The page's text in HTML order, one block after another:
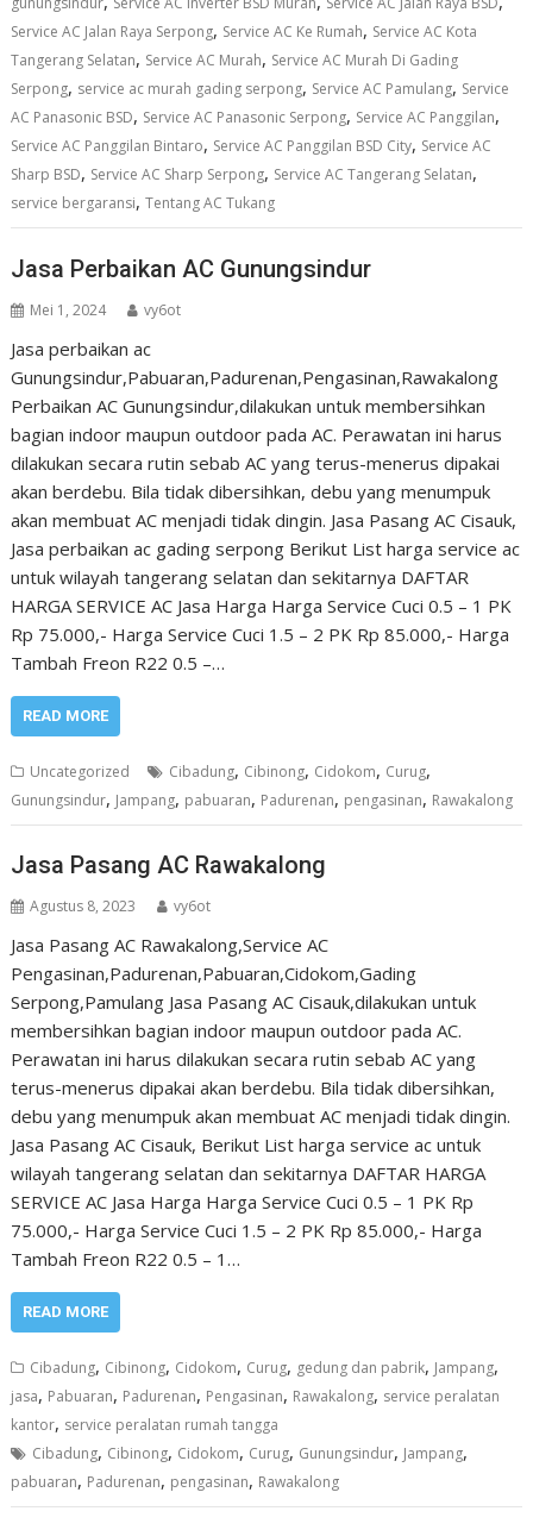
Service AC Jalan Raya Serpong, Service AC Ke Rumah, Service AC Kota
Tangerang Selatan, Service AC Murah, Service AC Murah Di Gading
Serpong, service ac murah gading serpong, Service AC Pamulang, Service
AC Panasonic BSD, Service AC Panasonic Serpong, Service AC Panggilan,
Service AC Panggilan Bintaro, Service AC Panggilan BSD City, Service AC
Sharp BSD, Service AC Sharp Serpong, Service AC Tangerang Selatan,
service bergaransi,Tentang AC Tukang
Jasa Perbaikan AC Gunungsindur
Mei 1, 2024 vy6ot
Jasa perbaikan ac
Gunungsindur,Pabuaran,Padurenan,Pengasinan,Rawakalong
Perbaikan AC Gunungsindur,dilakukan untuk membersihkan
bagian indoor maupun outdoor pada AC. Perawatan ini harus
dilakukan secara rutin sebab AC yang terus-menerus dipakai
akan berdebu. Bila tidak dibersihkan, debu yang menumpuk
akan membuat AC menjadi tidak dingin. Jasa Pasang AC Cisauk,
Jasa perbaikan ac gading serpong Berikut List harga service ac
untuk wilayah tangerang selatan dan sekitarnya DAFTAR
HARGA SERVICE AC Jasa Harga Harga Service Cuci 0.5 – 1 PK
Rp 75.000,- Harga Service Cuci 1.5 – 2 PK Rp 85.000,- Harga
Tambah Freon R22 0.5 –…
READ MORE
Uncategorized Cibadung, Cibinong, Cidokom, Curug,
Gunungsindur, Jampang, pabuaran, Padurenan, pengasinan, Rawakalong
Jasa Pasang AC Rawakalong
Agustus 8, 2023 vy6ot
Jasa Pasang AC Rawakalong,Service AC
Pengasinan,Padurenan,Pabuaran,Cidokom,Gading
Serpong,Pamulang Jasa Pasang AC Cisauk,dilakukan untuk
membersihkan bagian indoor maupun outdoor pada AC.
Perawatan ini harus dilakukan secara rutin sebab AC yang
terus-menerus dipakai akan berdebu. Bila tidak dibersihkan,
debu yang menumpuk akan membuat AC menjadi tidak dingin.
Jasa Pasang AC Cisauk, Berikut List harga service ac untuk
wilayah tangerang selatan dan sekitarnya DAFTAR HARGA
SERVICE AC Jasa Harga Harga Service Cuci 0.5 – 1 PK Rp
75.000,- Harga Service Cuci 1.5 – 2 PK Rp 85.000,- Harga
Tambah Freon R22 0.5 – 1…
READ MORE
Cibadung, Cibinong, Cidokom, Curug, gedung dan pabrik, Jampang,
jasa, Pabuaran, Padurenan, Pengasinan, Rawakalong, service peralatan
kantor, service peralatan rumah tangga
Cibadung, Cibinong, Cidokom, Curug, Gunungsindur, Jampang,
pabuaran, Padurenan, pengasinan, Rawakalong